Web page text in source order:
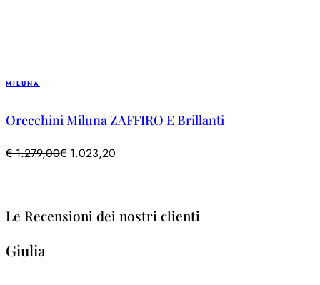
MILUNA
Orecchini Miluna ZAFFIRO E Brillanti
€1.279,00€ 1.023,20
Le Recensioni dei nostri clienti